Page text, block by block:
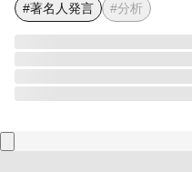
#著名人発言 #分析